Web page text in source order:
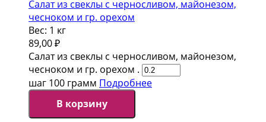
Салат из свеклы с черносливом, майонезом,
чесноком и гр. орехом
Вес: 1 кг
89,00₽
Салат из свеклы с черносливом, майонезом,
чесноком и гр. орехом .
шаг 100 грамм Подробнее
В корзину